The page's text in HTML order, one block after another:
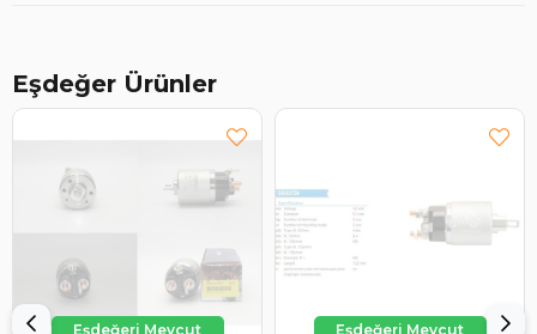
Eşdeğer Ürünler